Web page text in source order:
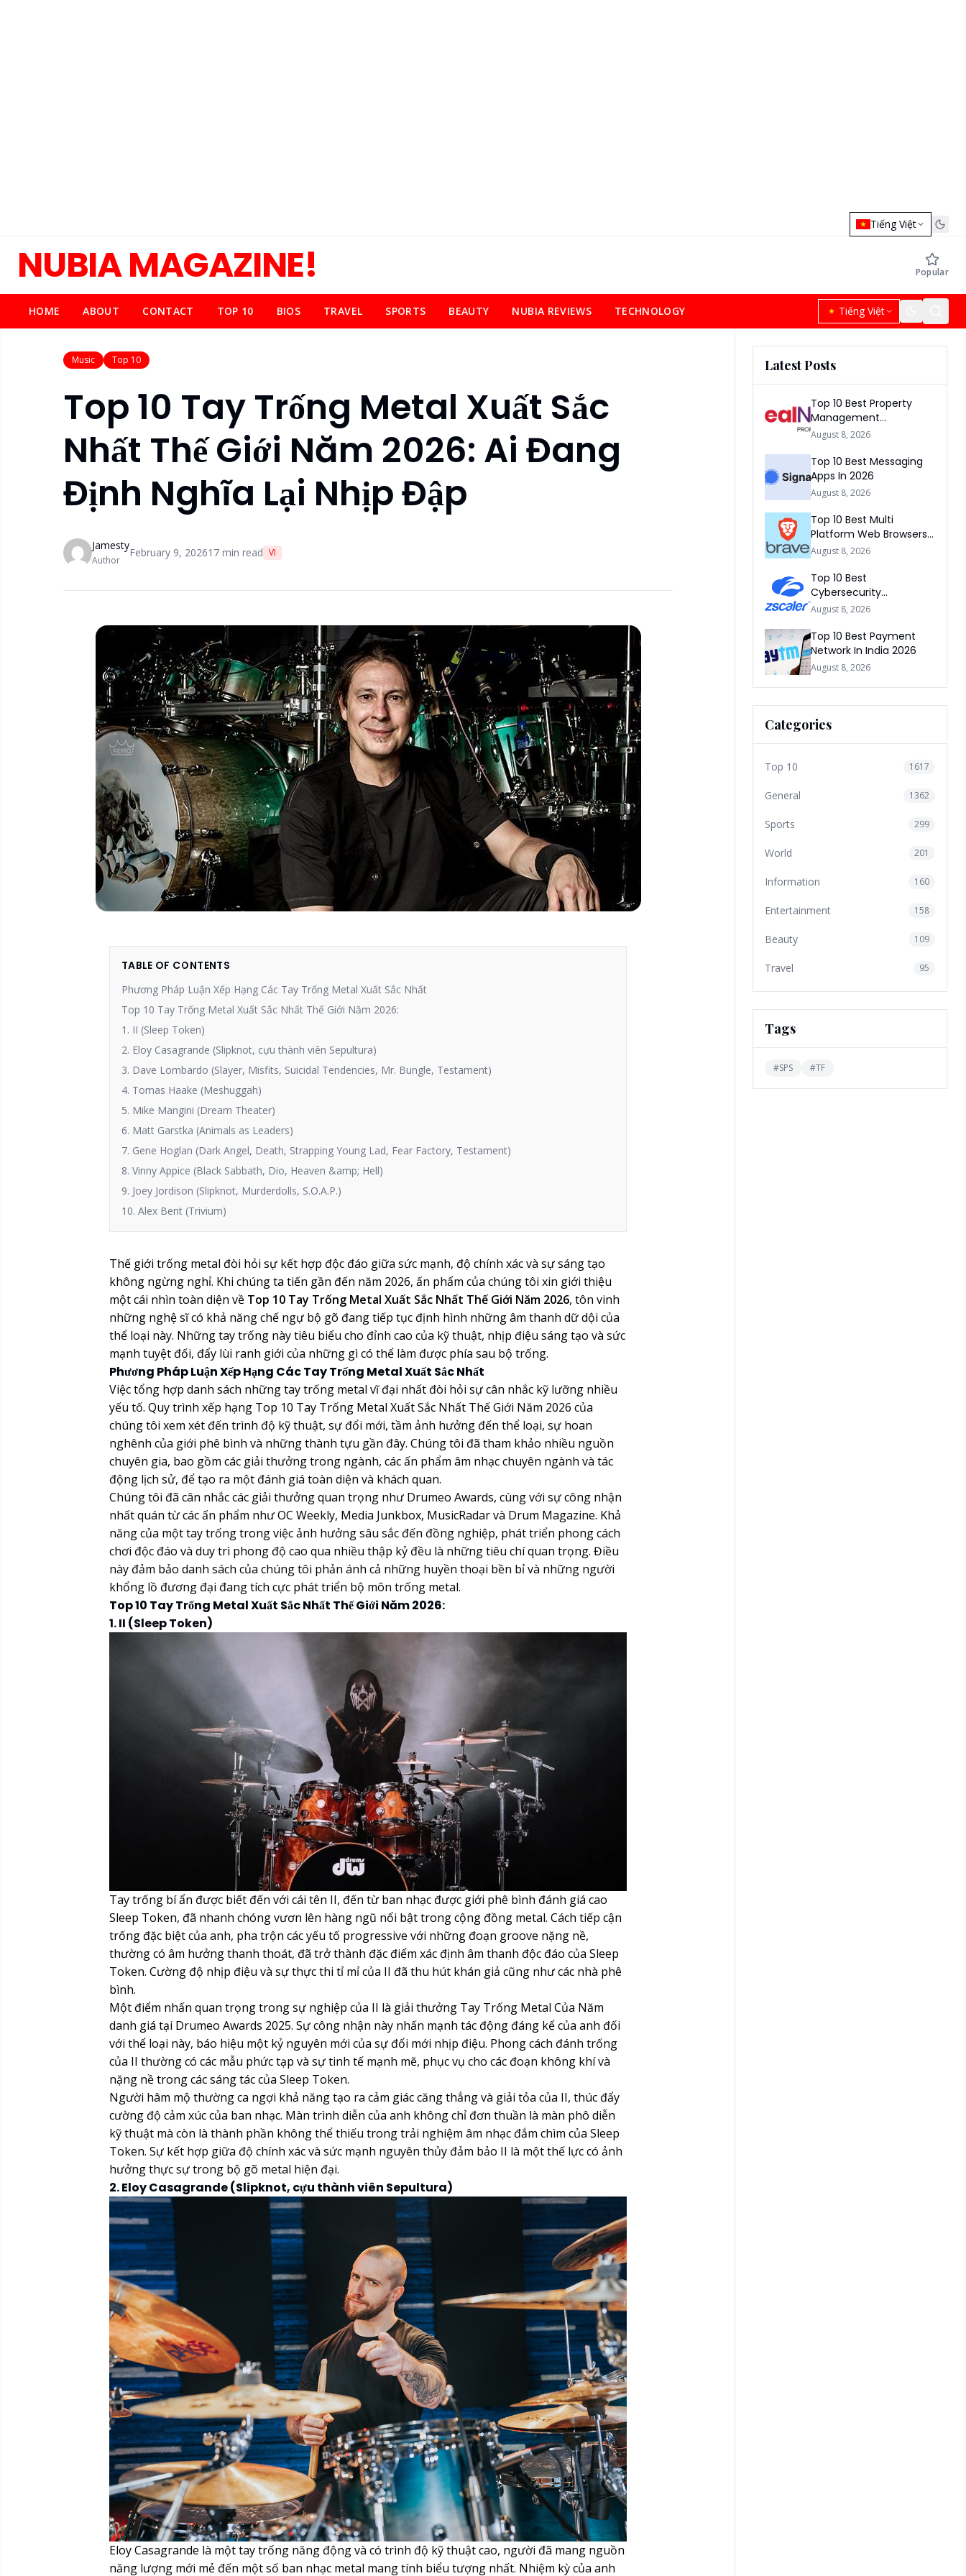
Tiếng Việt
NUBIA MAGAZINE! Popular
HOME ABOUT CONTACT TOP 10 BIOS TRAVEL SPORTS BEAUTY NUBIA REVIEWS TECHNOLOGY Tiếng Việt
Music Top 10
Top 10 Tay Trống Metal Xuất Sắc
Nhất Thế Giới Năm 2026: Ai Đang
Định Nghĩa Lại Nhịp Đập
Jamesty
Author
February 9, 202617 min read VI
TABLE OF CONTENTS
Phương Pháp Luận Xếp Hạng Các Tay Trống Metal Xuất Sắc Nhất
Top 10 Tay Trống Metal Xuất Sắc Nhất Thế Giới Năm 2026:
1. II (Sleep Token)
2. Eloy Casagrande (Slipknot, cựu thành viên Sepultura)
3. Dave Lombardo (Slayer, Misfits, Suicidal Tendencies, Mr. Bungle, Testament)
4. Tomas Haake (Meshuggah)
5. Mike Mangini (Dream Theater)
6. Matt Garstka (Animals as Leaders)
7. Gene Hoglan (Dark Angel, Death, Strapping Young Lad, Fear Factory, Testament)
8. Vinny Appice (Black Sabbath, Dio, Heaven &amp; Hell)
9. Joey Jordison (Slipknot, Murderdolls, S.O.A.P.)
10. Alex Bent (Trivium)
Thế giới trống metal đòi hỏi sự kết hợp độc đáo giữa sức mạnh, độ chính xác và sự sáng tạo
không ngừng nghỉ. Khi chúng ta tiến gần đến năm 2026, ấn phẩm của chúng tôi xin giới thiệu
một cái nhìn toàn diện về Top 10 Tay Trống Metal Xuất Sắc Nhất Thế Giới Năm 2026, tôn vinh
những nghệ sĩ có khả năng chế ngự bộ gõ đang tiếp tục định hình những âm thanh dữ dội của
thể loại này. Những tay trống này tiêu biểu cho đỉnh cao của kỹ thuật, nhịp điệu sáng tạo và sức
mạnh tuyệt đối, đẩy lùi ranh giới của những gì có thể làm được phía sau bộ trống.
Phương Pháp Luận Xếp Hạng Các Tay Trống Metal Xuất Sắc Nhất
Việc tổng hợp danh sách những tay trống metal vĩ đại nhất đòi hỏi sự cân nhắc kỹ lưỡng nhiều
yếu tố. Quy trình xếp hạng Top 10 Tay Trống Metal Xuất Sắc Nhất Thế Giới Năm 2026 của
chúng tôi xem xét đến trình độ kỹ thuật, sự đổi mới, tầm ảnh hưởng đến thể loại, sự hoan
nghênh của giới phê bình và những thành tựu gần đây. Chúng tôi đã tham khảo nhiều nguồn
chuyên gia, bao gồm các giải thưởng trong ngành, các ấn phẩm âm nhạc chuyên ngành và tác
động lịch sử, để tạo ra một đánh giá toàn diện và khách quan.
Chúng tôi đã cân nhắc các giải thưởng quan trọng như Drumeo Awards, cùng với sự công nhận
nhất quán từ các ấn phẩm như OC Weekly, Media Junkbox, MusicRadar và Drum Magazine. Khả
năng của một tay trống trong việc ảnh hưởng sâu sắc đến đồng nghiệp, phát triển phong cách
chơi độc đáo và duy trì phong độ cao qua nhiều thập kỷ đều là những tiêu chí quan trọng. Điều
này đảm bảo danh sách của chúng tôi phản ánh cả những huyền thoại bền bỉ và những người
khổng lồ đương đại đang tích cực phát triển bộ môn trống metal.
Top 10 Tay Trống Metal Xuất Sắc Nhất Thế Giới Năm 2026:
1. II (Sleep Token)
Tay trống bí ẩn được biết đến với cái tên II, đến từ ban nhạc được giới phê bình đánh giá cao
Sleep Token, đã nhanh chóng vươn lên hàng ngũ nổi bật trong cộng đồng metal. Cách tiếp cận
trống đặc biệt của anh, pha trộn các yếu tố progressive với những đoạn groove nặng nề,
thường có âm hưởng thanh thoát, đã trở thành đặc điểm xác định âm thanh độc đáo của Sleep
Token. Cường độ nhịp điệu và sự thực thi tỉ mỉ của II đã thu hút khán giả cũng như các nhà phê
bình.
Một điểm nhấn quan trọng trong sự nghiệp của II là giải thưởng Tay Trống Metal Của Năm
danh giá tại Drumeo Awards 2025. Sự công nhận này nhấn mạnh tác động đáng kể của anh đối
với thể loại này, báo hiệu một kỷ nguyên mới của sự đổi mới nhịp điệu. Phong cách đánh trống
của II thường có các mẫu phức tạp và sự tinh tế mạnh mẽ, phục vụ cho các đoạn không khí và
nặng nề trong các sáng tác của Sleep Token.
Người hâm mộ thường ca ngợi khả năng tạo ra cảm giác căng thẳng và giải tỏa của II, thúc đẩy
cường độ cảm xúc của ban nhạc. Màn trình diễn của anh không chỉ đơn thuần là màn phô diễn
kỹ thuật mà còn là thành phần không thể thiếu trong trải nghiệm âm nhạc đắm chìm của Sleep
Token. Sự kết hợp giữa độ chính xác và sức mạnh nguyên thủy đảm bảo II là một thế lực có ảnh
hưởng thực sự trong bộ gõ metal hiện đại.
2. Eloy Casagrande (Slipknot, cựu thành viên Sepultura)
Eloy Casagrande là một tay trống năng động và có trình độ kỹ thuật cao, người đã mang nguồn
năng lượng mới mẻ đến một số ban nhạc metal mang tính biểu tượng nhất. Nhiệm kỳ của anh
Latest Posts
Top 10 Best Property
Management
Companies In South
August 8, 2026
Top 10 Best Messaging
Apps In 2026
August 8, 2026
Top 10 Best Multi
Platform Web Browsers
In The world 2026
August 8, 2026
Top 10 Best
Cybersecurity
Companies In America
August 8, 2026
Top 10 Best Payment
Network In India 2026
August 8, 2026
Categories
Top 10 1617
General 1362
Sports 299
World 201
Information 160
Entertainment 158
Beauty 109
Travel 95
Tags
#SPS #TF